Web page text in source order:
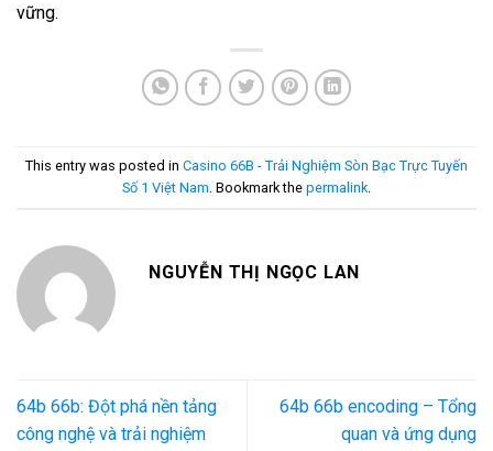
vững.
This entry was posted in Casino 66B - Trải Nghiệm Sòn Bạc Trực Tuyến
Số 1 Việt Nam . Bookmark the permalink
NGUYỄN THỊ NGỌC LAN
64b 66b: Đột phá nền tảng
công nghệ và trải nghiệm
64b 66b encoding – Tổng
quan và ứng dụng